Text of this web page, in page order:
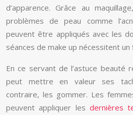
d’apparence. Grâce au
problèmes de peau comme
peuvent être appliqués avec les
séances de make up nécessitent
En ce servant de l’astuce beauté
peut mettre en valeur ses
contraire, les gommer. Les
peuvent appliquer les dernières